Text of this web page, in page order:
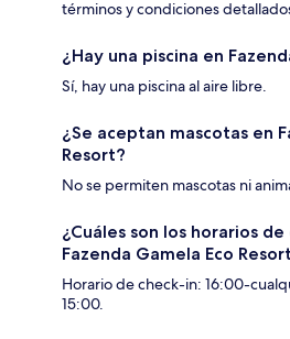
términos y condiciones
¿Hay una piscina en
Sí, hay una piscina al aire libre.
¿Se aceptan mascotas en
Resort?
No se permiten mascotas ni
¿Cuáles son los horarios
Fazenda Gamela Eco
Horario de check-in: 16:00-
15:00.